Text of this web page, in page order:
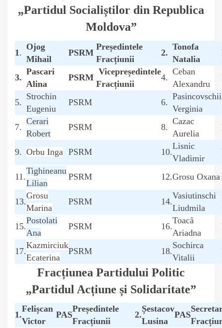
„Partidul Socialiștilor din Republica
Moldova”
1 .
Ojog
Mihail
PSRM
Președintele
Fracțiunii
2.
Tonofa
Natalia
3.
Pascari
Alina
PSRM
Vicepreședintele
Fracțiunii
4.
Ceban
Alexandru
5.
Strochin
Eugeniu
PSRM 6.
Pasincovschii
Verginia
7.
Cerari
Robert
PSRM 8.
Cazac
Aurelia
9. Orbu Inga PSRM 10.
Lisnic
Vladimir
11.
Tighineanu
Lilian
PSRM 12.Grosu Oxana
13.
Grosu
Marina
PSRM 14.
Vasiutinschi
Liudmila
15.
Postolati
Ana
PSRM 16.
Toacă
Ariadna
17.
Kazmirciuk
Ecaterina
PSRM 18.
Sochirca
Vitalii
Fracțiunea Partidului Politic
„Partidul Acțiune și Solidaritate”
1.
Felișcan
Victor
PAS
Președintele
Fracțiunii
2.
Șestacov
Lusina
PAS